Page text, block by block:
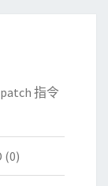
指令
(0)